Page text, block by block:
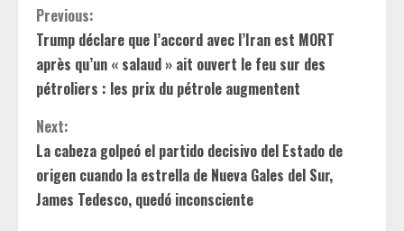
C
o
n
t
i
n
Previous:
Trump déclare que l’accord avec l’Iran est MORT
après qu’un « salaud » ait ouvert le feu sur des
pétroliers : les prix du pétrole augmentent
Next:
La cabeza golpeó el partido decisivo del Estado de
origen cuando la estrella de Nueva Gales del Sur,
James Tedesco, quedó inconsciente